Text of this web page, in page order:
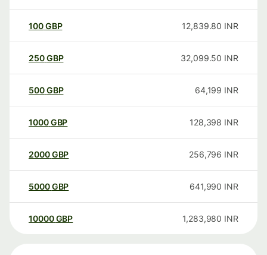
100GBP 12,839.80 INR
250GBP 32,099.50 INR
500GBP 64,199 INR
1000GBP 128,398 INR
2000GBP 256,796 INR
5000GBP 641,990 INR
10000 GBP 1,283,980 INR